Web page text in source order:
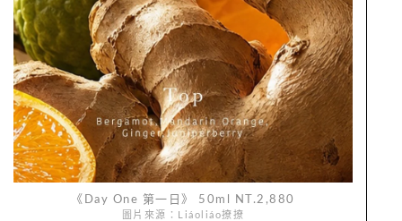
《Day One 第一日》 50ml NT.2,880
圖片來源：Liáoliáo撩撩